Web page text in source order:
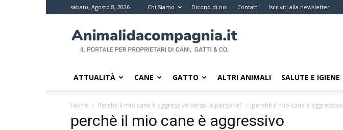
sabato, Agosto 8, 2026 Chi Siamo Dicono di noi Contatti Iscriviti alla newsletter
da
compagnia
Il
i
proprietari
ATTUALITÀ CANE GATTO ALTRI ANIMALI SALUTE E IGIENE
Home Perché il mio cane è aggressivo verso le persone? perchè il mio cane è aggressivo
perchè il mio cane è aggressivo